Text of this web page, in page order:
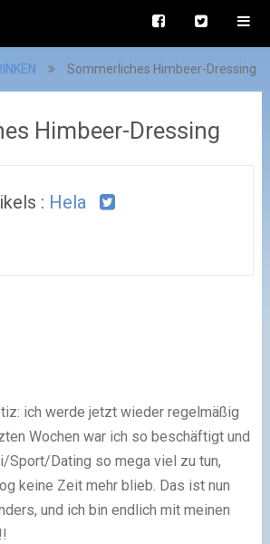
Sommerliches Himbeer-Dressing
Himbeer-Dressing
: Hela
ich werde jetzt wieder regelmäßig
Wochen war ich so beschäftigt und
Sport/Dating so mega viel zu tun,
keine Zeit mehr blieb. Das ist nun
und ich bin endlich mit meinen